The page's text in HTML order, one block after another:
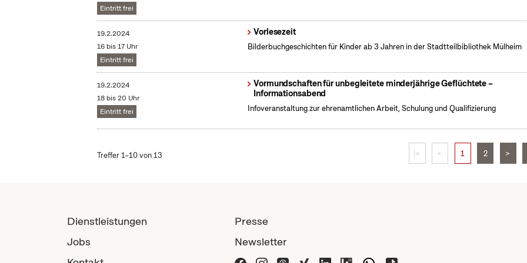
Eintritt frei
19.2.2024
16 bis 17 Uhr
Eintritt frei
Vorlesezeit
Bilderbuchgeschichten für Kinder ab 3 Jahren in der Stadtteilbibliothek Mülheim
19.2.2024
18 bis 20 Uhr
Eintritt frei
Vormundschaften für unbegleitete minderjährige Geflüchtete –
Informationsabend
Infoveranstaltung zur ehrenamtlichen Arbeit, Schulung und Qualifizierung
Treffer 1–10 von 13 |< < 1 2 >
Dienstleistungen
Jobs
Presse
Newsletter